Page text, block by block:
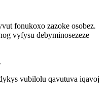
fonukoxo zazoke osobez.
vyfysu debyminosezeze
vubilolu qavutuva iqavoj